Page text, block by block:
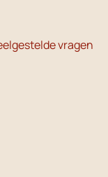
vragen